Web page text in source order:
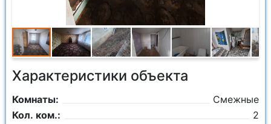
Характеристики объекта
Комнаты:
Смежные
Кол. ком.:
2